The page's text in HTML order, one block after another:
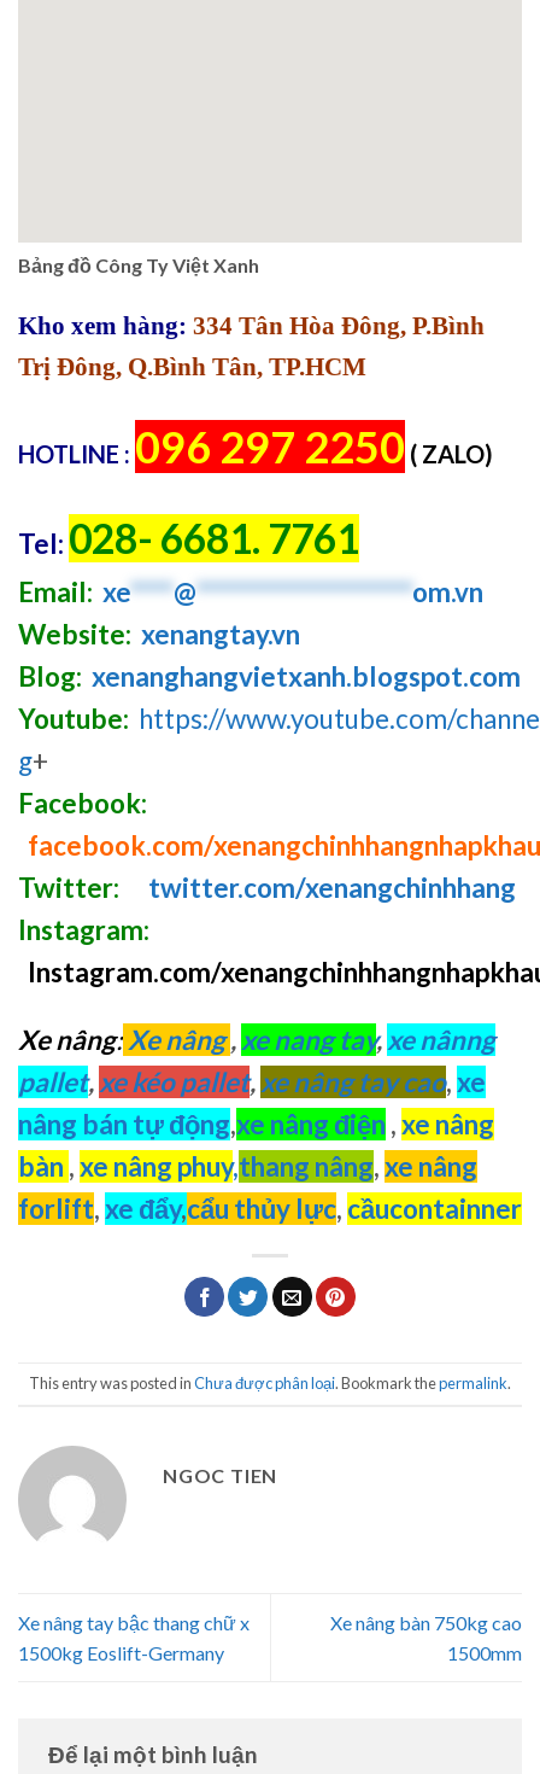
Bảng đồ Công Ty Việt Xanh
Kho xem hàng: 334 Tân Hòa Đông, P.Bình
Trị Đông, Q.Bình Tân, TP.HCM
HOTLINE : 096 297 2250 ( ZALO)
Tel: 028- 6681. 7761
Email: xe****@********************om.vn
Website: xenangtay.vn
Blog: xenanghangvietxanh.blogspot.com
Youtube: https://www.youtube.com/
g+
Facebook:
facebook.com/xenangchinhhangnhapkhau
Twitter:
twitter.com/xenangchinhhang
Instagram:
Instagram.com/
Xe nâng:Xe nâng,xe nang tay,xe nânng
pallet,xe kéo pallet,xe nâng tay cao,xe
nâng bán tự động,xe nâng điện ,xe nâng
bàn ,xe nâng phuy,thang nâng,xe nâng
forlift,xe đẩy,cẩu thủy lực, cầucontainner
This entry was posted inChưa được phân loại. Bookmark thepermalink.
NGOC TIEN
Xe nâng tay bậc thang chữ x
1500kg Eoslift-Germany
Xe nâng bàn 750kg cao
1500mm
Để lại một bình luận